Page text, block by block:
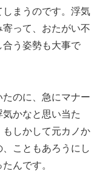
まうのです。浮気
って、おたがい不
う姿勢も大事で
のに、急にマナー
かなと思い当た
もしかして元カノか
こともあろうにし
んです。